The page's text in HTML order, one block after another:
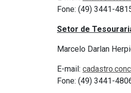
Fone: (49) 3441-
Setor de
Marcelo Darlan
E-mail:
Fone: (49) 3441-